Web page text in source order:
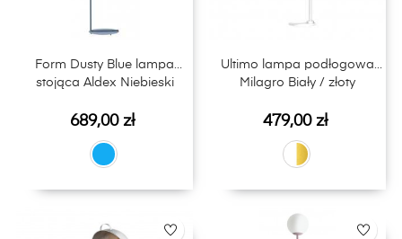
Form Dusty Blue lampa
stojąca Aldex Niebieski
Cena
689,00 zł
Ultimo lampa podłogowa
Milagro Biały / złoty
Cena
479,00 zł